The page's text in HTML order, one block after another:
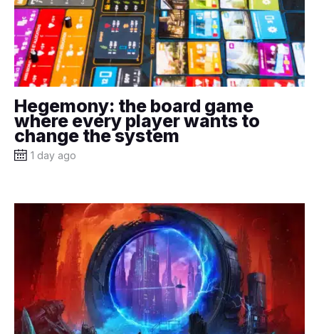
Hegemony: the board game
where every player wants to
change the system
1 day ago